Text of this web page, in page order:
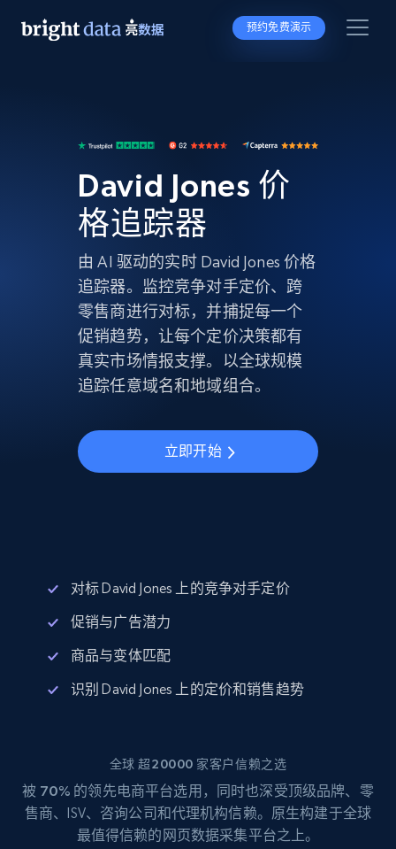
预约免费演示
David Jones 价
格追踪器
由 AI 驱动的实时 David Jones 价格
追踪器。监控竞争对手定价、跨
零售商进行对标，并捕捉每一个
促销趋势，让每个定价决策都有
真实市场情报支撑。以全球规模
追踪任意域名和地域组合。
立即开始
对标 David Jones 上的竞争对手定价
促销与广告潜力
商品与变体匹配
识别 David Jones 上的定价和销售趋势
全球 超20000 家客户信赖之选
被 70% 的领先电商平台选用，同时也深受顶级品牌、零
售商、ISV、咨询公司和代理机构信赖。原生构建于全球
最值得信赖的网页数据采集平台之上。